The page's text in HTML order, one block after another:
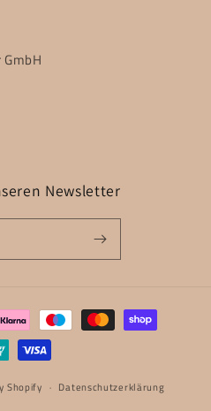
Newsletter
Shopify Datenschutzerklärung